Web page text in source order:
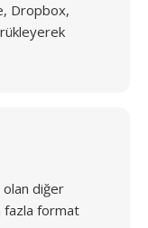
Dropbox,
olan diğer
fazla format